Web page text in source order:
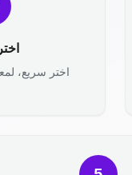
اختر سريع،